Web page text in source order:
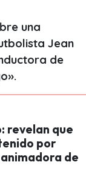
una
Jean
de
revelan que
por
de